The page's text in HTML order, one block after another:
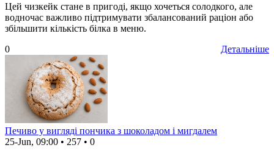
Цей чизкейк стане в пригоді, якщо хочеться солодкого, але
водночас важливо підтримувати збалансований раціон або
збільшити кількість білка в меню.
Детальніше
0
Печиво у вигляді пончика з шоколадом і мигдалем
25-Jun, 09:00 • 257 • 0